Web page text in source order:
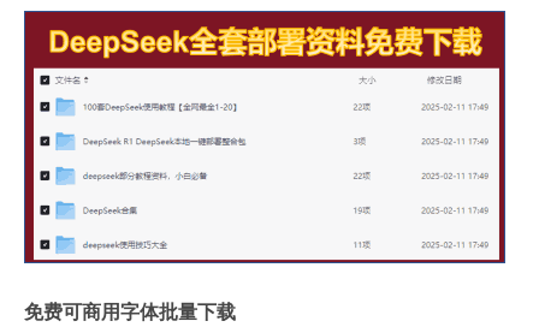
免费可商用字体批量下载